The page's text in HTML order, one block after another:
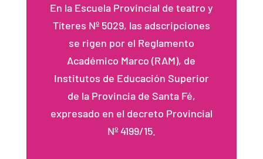
En la Escuela Provincial de teatro y
Títeres Nº 5029, las adscripciones
se rigen por el Reglamento
Académico Marco (RAM), de
Institutos de Educación Superior
de la Provincia de Santa Fé,
expresado en el decreto Provincial
Nº 4199/15.